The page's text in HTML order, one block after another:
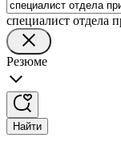
специалист отдела
Резюме
Найти